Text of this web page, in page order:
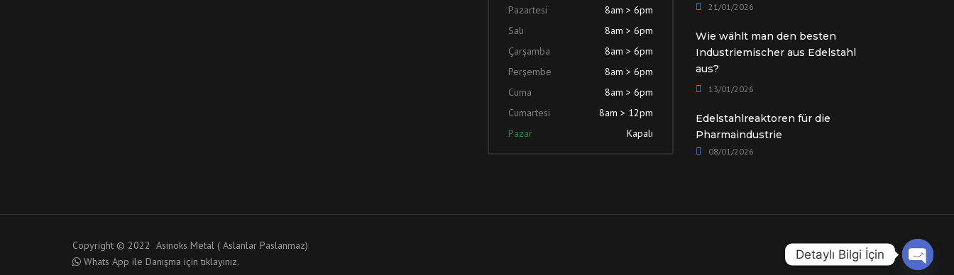
Pazartesi
8am > 6pm
Salı
8am > 6pm
Çarşamba
8am > 6pm
Perşembe
8am > 6pm
Cuma
8am > 6pm
Cumartesi
8am > 12pm
Pazar
Kapalı
21/01/2026
Wie wählt man den besten
Industriemischer aus Edelstahl
aus?
13/01/2026
Edelstahlreaktoren für die
Pharmaindustrie
08/01/2026
Copyright © 2022 Asinoks Metal ( Aslanlar Paslanmaz)
Whats App ile Danışma için tıklayınız.
Detaylı Bilgi İçin